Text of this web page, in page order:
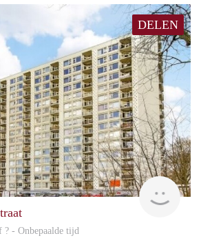
DELEN
? - Onbepaalde tijd